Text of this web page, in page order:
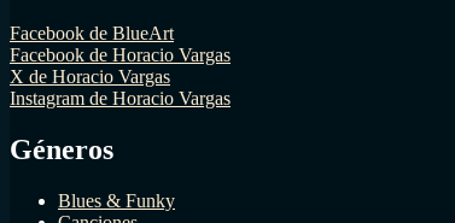
Facebook de BlueArt
Facebook de Horacio Vargas
X de Horacio Vargas
Instagram de Horacio Vargas
Géneros
Blues & Funky